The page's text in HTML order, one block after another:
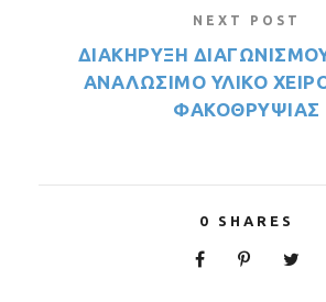
NEXT POST
ΔΙΑΚΗΡΥΞΗ
ΑΝΑΛΩΣΙΜΟ ΥΛΙΚΟ
ΦΑΚΟΘΡΥΨΙΑΣ
0 SHARES